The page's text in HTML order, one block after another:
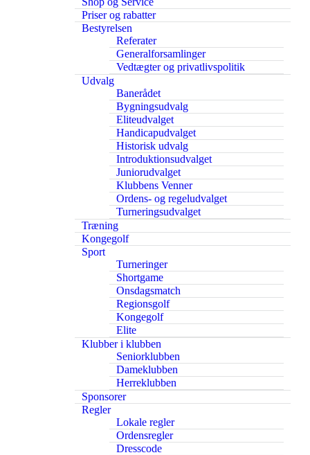
Priser og rabatter
Bestyrelsen
Referater
Generalforsamlinger
Vedtægter og privatlivspolitik
Udvalg
Banerådet
Bygningsudvalg
Eliteudvalget
Handicapudvalget
Historisk udvalg
Introduktionsudvalget
Juniorudvalget
Klubbens Venner
Ordens- og regeludvalget
Turneringsudvalget
Træning
Kongegolf
Sport
Turneringer
Shortgame
Onsdagsmatch
Regionsgolf
Kongegolf
Elite
Klubber i klubben
Seniorklubben
Dameklubben
Herreklubben
Sponsorer
Regler
Lokale regler
Ordensregler
Dresscode